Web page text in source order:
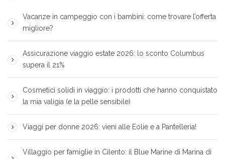
Vacanze in campeggio con i bambini: come trovare l’offerta
migliore?
Assicurazione viaggio estate 2026: lo sconto Columbus
supera il 21%
Cosmetici solidi in viaggio: i prodotti che hanno conquistato
la mia valigia (e la pelle sensibile)
Viaggi per donne 2026: vieni alle Eolie e a Pantelleria!
Villaggio per famiglie in Cilento: il Blue Marine di Marina di